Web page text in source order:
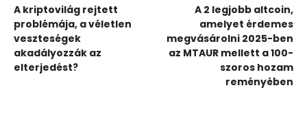
A kriptovilág rejtett
problémája, a véletlen
veszteségek
akadályozzák az
elterjedést?
A 2 legjobb altcoin,
amelyet érdemes
megvásárolni 2025-ben
az MTAUR mellett a 100-
szoros hozam
reményében